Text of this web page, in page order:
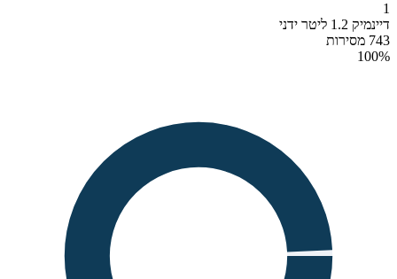
1
דיינמיק 1.2 ליטר ידני
743 מסירות
100%